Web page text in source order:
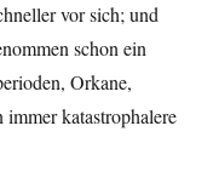
vor sich; und
schon ein
Orkane,
katastrophalere